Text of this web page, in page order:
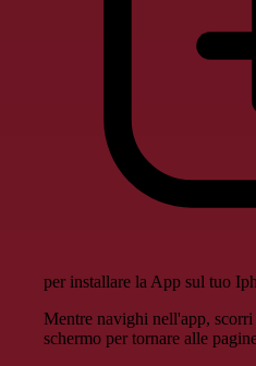
per installare la App sul tuo
Mentre navighi nell'app,
schermo per tornare alle